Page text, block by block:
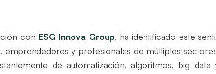
con ESG Innova Group, ha identificado este
y profesionales de múltiples
de automatización, algoritmos, big data